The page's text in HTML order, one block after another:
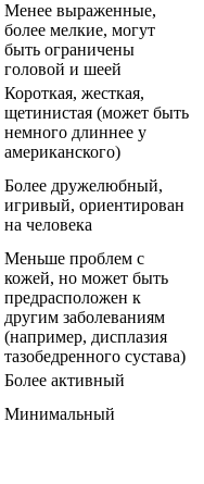
Менее выраженные,
более мелкие, могут
быть ограничены
головой и шеей
Короткая, жесткая,
щетинистая (может быть
немного длиннее у
американского)
Более дружелюбный,
игривый, ориентирован
на человека
Меньше проблем с
кожей, но может быть
предрасположен к
другим заболеваниям
(например, дисплазия
тазобедренного сустава)
Более активный
Минимальный